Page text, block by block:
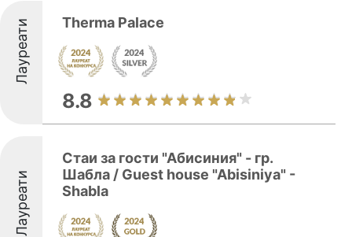
Лауреати Therma Palace
8.8
Лауреати
Стаи за гости "Абисиния" - гр.
Шабла / Guest house "Abisiniya" -
Shabla